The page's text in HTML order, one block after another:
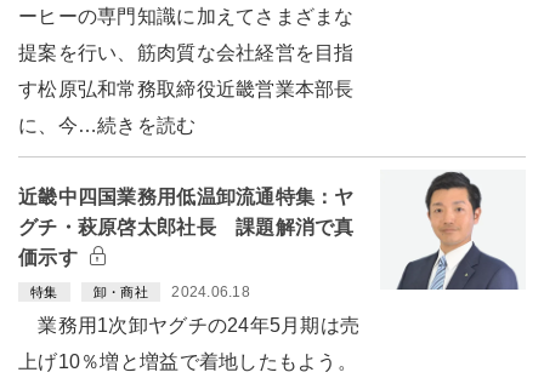
ーヒーの専門知識に加えてさまざまな
提案を行い、筋肉質な会社経営を目指
す松原弘和常務取締役近畿営業本部長
に、今…続きを読む
近畿中四国業務用低温卸流通特集：ヤ
グチ・萩原啓太郎社長 課題解消で真
価示す
特集 卸・商社 2024.06.18
業務用1次卸ヤグチの24年5月期は売
上げ10％増と増益で着地したもよう。